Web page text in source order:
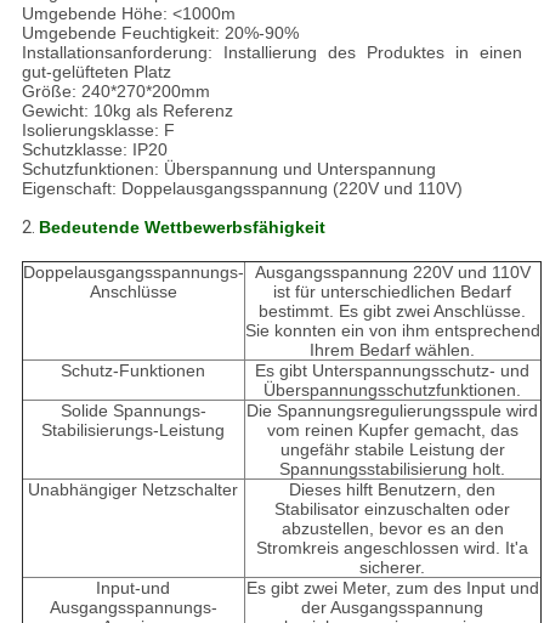
Umgebende Höhe: <1000m
Umgebende Feuchtigkeit: 20%-90%
Installationsanforderung: Installierung des Produktes in einen
gut-gelüfteten Platz
Größe: 240*270*200mm
Gewicht: 10kg als Referenz
Isolierungsklasse: F
Schutzklasse: IP20
Schutzfunktionen: Überspannung und Unterspannung
Eigenschaft: Doppelausgangsspannung (220V und 110V)
2. Bedeutende Wettbewerbsfähigkeit
Doppelausgangsspannungs-
Anschlüsse
Ausgangsspannung 220V und 110V
ist für unterschiedlichen Bedarf
bestimmt. Es gibt zwei Anschlüsse.
Sie konnten ein von ihm entsprechend
Ihrem Bedarf wählen.
Schutz-Funktionen
Es gibt Unterspannungsschutz- und
Überspannungsschutzfunktionen.
Solide Spannungs-
Stabilisierungs-Leistung
Die Spannungsregulierungsspule wird
vom reinen Kupfer gemacht, das
ungefähr stabile Leistung der
Spannungsstabilisierung holt.
Unabhängiger Netzschalter
Dieses hilft Benutzern, den
Stabilisator einzuschalten oder
abzustellen, bevor es an den
Stromkreis angeschlossen wird. It'a
sicherer.
Input-und
Ausgangsspannungs-
Es gibt zwei Meter, zum des Input und
der Ausgangsspannung